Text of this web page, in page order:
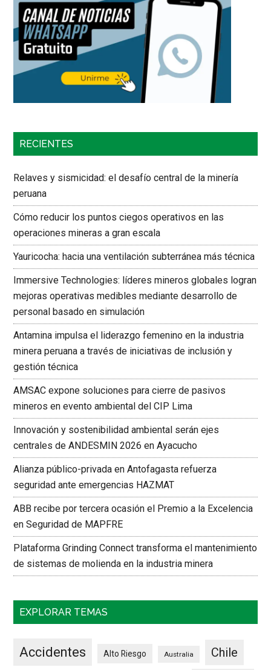
RECIENTES
Relaves y sismicidad: el desafío central de la minería
peruana
Cómo reducir los puntos ciegos operativos en las
operaciones mineras a gran escala
Yauricocha: hacia una ventilación subterránea más técnica
Immersive Technologies: líderes mineros globales logran
mejoras operativas medibles mediante desarrollo de
personal basado en simulación
Antamina impulsa el liderazgo femenino en la industria
minera peruana a través de iniciativas de inclusión y
gestión técnica
AMSAC expone soluciones para cierre de pasivos
mineros en evento ambiental del CIP Lima
Innovación y sostenibilidad ambiental serán ejes
centrales de ANDESMIN 2026 en Ayacucho
Alianza público-privada en Antofagasta refuerza
seguridad ante emergencias HAZMAT
ABB recibe por tercera ocasión el Premio a la Excelencia
en Seguridad de MAPFRE
Plataforma Grinding Connect transforma el mantenimiento
de sistemas de molienda en la industria minera
EXPLORAR TEMAS
Accidentes Alto Riesgo Australia Chile